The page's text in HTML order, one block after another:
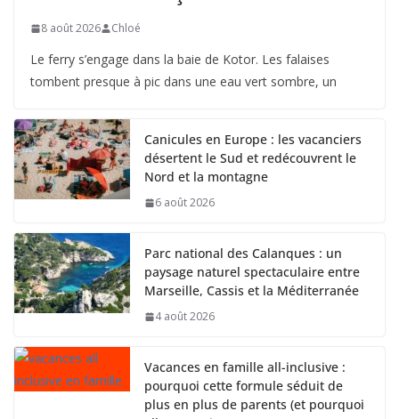
8 août 2026 Chloé
Le ferry s’engage dans la baie de Kotor. Les falaises
tombent presque à pic dans une eau vert sombre, un
Canicules en Europe : les vacanciers
désertent le Sud et redécouvrent le
Nord et la montagne
6 août 2026
Parc national des Calanques : un
paysage naturel spectaculaire entre
Marseille, Cassis et la Méditerranée
4 août 2026
Vacances en famille all-inclusive :
pourquoi cette formule séduit de
plus en plus de parents (et pourquoi